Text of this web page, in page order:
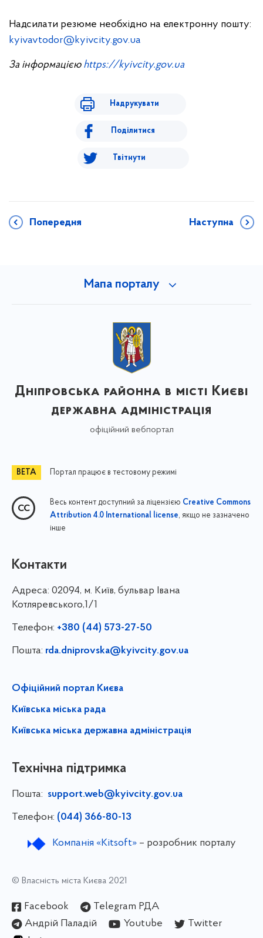
Надсилати резюме необхідно на електронну пошту:
kyivavtodor@kyivcity.gov.ua
За інформацією https://kyivcity.gov.ua
Надрукувати
Поділитися
Твітнути
Попередня Наступна
Мапа порталу
Дніпровська районна в місті Києві
державна адміністрація
офіційний вебпортал
Портал працює в тестовому режимі
Весь контент доступний за ліцензією Creative Commons
Attribution 4.0 International license, якщо не зазначено
інше
Контакти
Адреса: 02094, м. Київ, бульвар Івана
Котляревського,1/1
Телефон: +380 (44) 573-27-50
Пошта: rda.dniprovska@kyivcity.gov.ua
Офіційний портал Києва
Київська міська рада
Київська міська державна адміністрація
Технічна підтримка
Пошта: support.web@kyivcity.gov.ua
Телефон: (044) 366-80-13
Компанія «Kitsoft»– розробник порталу
© Власність міста Києва 2021
Facebook
Telegram РДА
Андрій Паладій
Youtube
Twitter